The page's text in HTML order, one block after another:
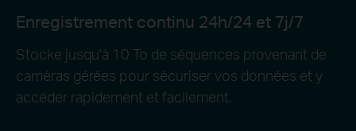
Enregistrement continu 24h/24 et 7j/7
Stocke jusqu'à 10 To de séquences provenant de
caméras gérées pour sécuriser vos données et y
accéder rapidement et facilement.